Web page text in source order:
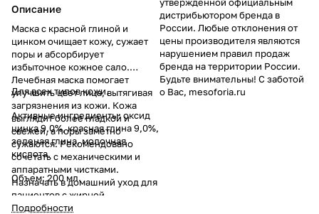
Описание
Маска с красной глиной и
цинком очищает кожу, сужает
поры и абсорбирует
избыточное кожное сало.
Лечебная маска помогает
улучшить цвет лица, вытягивая
загрязнения из кожи. Кожа
выглядит более гладкой и
свежей, а поры заметно
сужаются. Рекомендовано
сочетать с механическими и
аппаратными чистками.
Назначать в домашний уход для
пациентов с жирной,
комбинированной и кожей,
Для всех типов кожи.
Активные ингредиенты: оксид
цинка 9,0%, красная глина 9,0%,
зеленая глина, молочная
кислота.
Объем: 200 мл.
Подробности
дистрибьютором бренда в
России. Любые отклонения от
цены производителя являются
нарушением правил продаж
бренда на территории России.
Будьте внимательны! С заботой
о Вас, mesoforia.ru